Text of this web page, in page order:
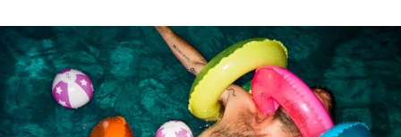
que la historia precolonial de México ha sido
apropiada e investigada en diferentes
momentos.